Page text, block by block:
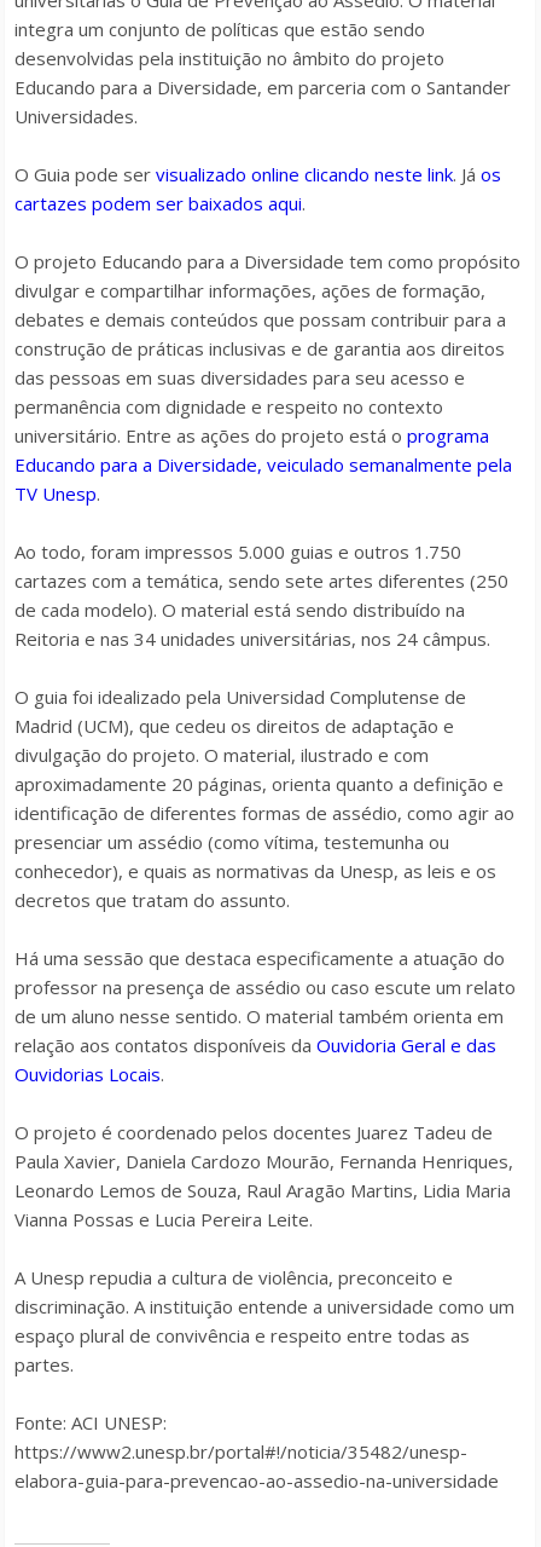
integra um conjunto de políticas que estão sendo
desenvolvidas pela instituição no âmbito do projeto
Educando para a Diversidade, em parceria com o Santander
Universidades.
O Guia pode ser visualizado online clicando neste link. Já os
cartazes podem ser baixados aqui.
O projeto Educando para a Diversidade tem como propósito
divulgar e compartilhar informações, ações de formação,
debates e demais conteúdos que possam contribuir para a
construção de práticas inclusivas e de garantia aos direitos
das pessoas em suas diversidades para seu acesso e
permanência com dignidade e respeito no contexto
universitário. Entre as ações do projeto está o programa
Educando para a Diversidade, veiculado semanalmente pela
TV Unesp.
Ao todo, foram impressos 5.000 guias e outros 1.750
cartazes com a temática, sendo sete artes diferentes (250
de cada modelo). O material está sendo distribuído na
Reitoria e nas 34 unidades universitárias, nos 24 câmpus.
O guia foi idealizado pela Universidad Complutense de
Madrid (UCM), que cedeu os direitos de adaptação e
divulgação do projeto. O material, ilustrado e com
aproximadamente 20 páginas, orienta quanto a definição e
identificação de diferentes formas de assédio, como agir ao
presenciar um assédio (como vítima, testemunha ou
conhecedor), e quais as normativas da Unesp, as leis e os
decretos que tratam do assunto.
Há uma sessão que destaca especificamente a atuação do
professor na presença de assédio ou caso escute um relato
de um aluno nesse sentido. O material também orienta em
relação aos contatos disponíveis da Ouvidoria Geral e das
Ouvidorias Locais.
O projeto é coordenado pelos docentes Juarez Tadeu de
Paula Xavier, Daniela Cardozo Mourão, Fernanda Henriques,
Leonardo Lemos de Souza, Raul Aragão Martins, Lidia Maria
Vianna Possas e Lucia Pereira Leite.
A Unesp repudia a cultura de violência, preconceito e
discriminação. A instituição entende a universidade como um
espaço plural de convivência e respeito entre todas as
partes.
Fonte: ACI UNESP:
https://www2.unesp.br/portal#!/noticia/35482/unesp-
elabora-guia-para-prevencao-ao-assedio-na-universidade